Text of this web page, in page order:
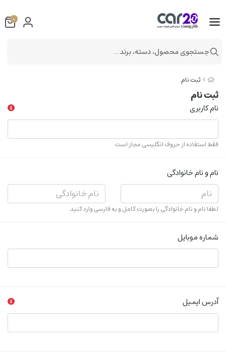
ثبت نام
ثبت نام
نام کاربری
فقط استفاده از حروف انگلیسی مجاز است
نام و نام خانوادگی
لطفا نام و نام خانوادگی را بصورت کامل و به فارسی وارد کنید.
شماره موبایل
آدرس ایمیل
0
جستجوی محصول، دسته، برند...